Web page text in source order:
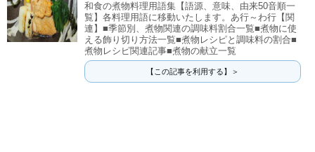
和食の煮物料理用語集【語源、意味、由来50音順一
覧】各料理用語に移動いたします。あ行～わ行【関
連】■季節別、煮物関連の調味料割合一覧■煮物に使
える飾り切り方法一覧■煮物レシピと調味料の割合■
煮物レシピ関連記事■煮物の献立一覧
【この記事を利用する】＞